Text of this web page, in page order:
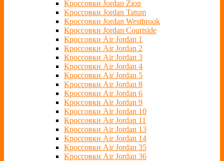
Кроссовки Jordan Zion
Кроссовки Jordan Tatum
Кроссовки Jordan Westbrook
Кроссовки Jordan Courtside
Кроссовки Air Jordan 1
Кроссовки Air Jordan 2
Кроссовки Air Jordan 3
Кроссовки Air Jordan 4
Кроссовки Air Jordan 5
Кроссовки Air Jordan 8
Кроссовки Air Jordan 6
Кроссовки Air Jordan 9
Кроссовки Air Jordan 10
Кроссовки Air Jordan 11
Кроссовки Air Jordan 13
Кроссовки Air Jordan 14
Кроссовки Air Jordan 35
Кроссовки Air Jordan 36